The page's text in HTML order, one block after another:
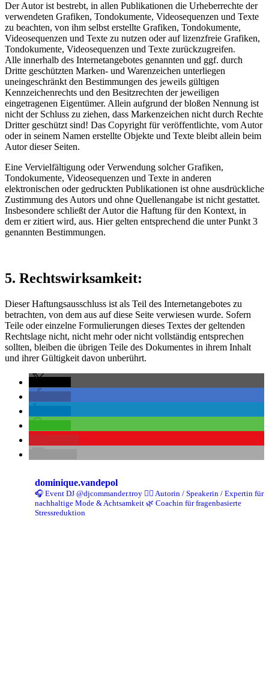
Der Autor ist bestrebt, in allen Publikationen die Urheberrechte der
verwendeten Grafiken, Tondokumente, Videosequenzen und Texte
zu beachten, von ihm selbst erstellte Grafiken, Tondokumente,
Videosequenzen und Texte zu nutzen oder auf lizenzfreie Grafiken,
Tondokumente, Videosequenzen und Texte zurückzugreifen.
Alle innerhalb des Internetangebotes genannten und ggf. durch
Dritte geschützten Marken- und Warenzeichen unterliegen
uneingeschränkt den Bestimmungen des jeweils gültigen
Kennzeichenrechts und den Besitzrechten der jeweiligen
eingetragenen Eigentümer. Allein aufgrund der bloßen Nennung ist
nicht der Schluss zu ziehen, dass Markenzeichen nicht durch Rechte
Dritter geschützt sind! Das Copyright für veröffentlichte, vom Autor
oder in seinem Namen erstellte Objekte und Texte bleibt allein beim
Autor dieser Seiten.
Eine Vervielfältigung oder Verwendung solcher Grafiken,
Tondokumente, Videosequenzen und Texte in anderen
elektronischen oder gedruckten Publikationen ist ohne ausdrückliche
Zustimmung des Autors und ohne Quellenangabe ist nicht gestattet.
Insbesondere schließt der Autor die Haftung für den Kontext, in
dem er zitiert wird, aus. Hier gelten entsprechend die unter Punkt 3
genannten Bestimmungen.
5. Rechtswirksamkeit:
Dieser Haftungsausschluss ist als Teil des Internetangebotes zu
betrachten, von dem aus auf diese Seite verwiesen wurde. Sofern
Teile oder einzelne Formulierungen dieses Textes der geltenden
Rechtslage nicht, nicht mehr oder nicht vollständig entsprechen
sollten, bleiben die übrigen Teile des Dokumentes in ihrem Inhalt
und ihrer Gültigkeit davon unberührt.
dominique.vandepol
🎧 Event DJ @djcommander.troy ✍🏻 Autorin / Speakerin / Expertin für
nachhaltige Mode & Achtsamkeit 🌿 Coachin für fragenbasierte
Stressreduktion